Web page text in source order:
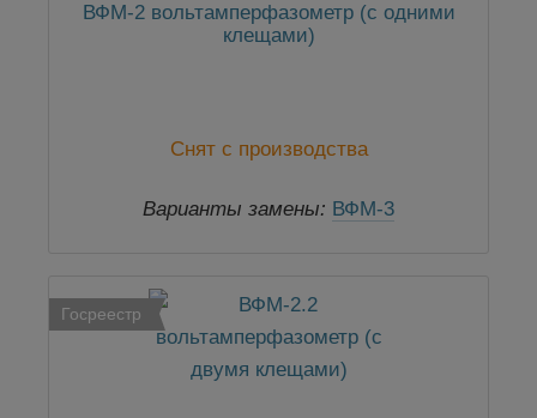
ВФМ-2 вольтамперфазометр (с одними
клещами)
Снят с производства
Варианты замены: ВФМ-3
Госреестр